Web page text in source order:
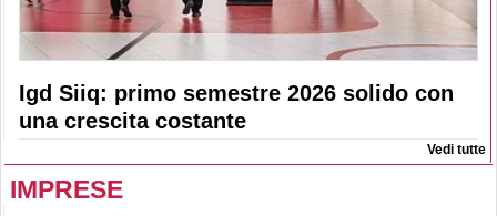
Igd Siiq: primo semestre 2026 solido con
una crescita costante
Vedi tutte
IMPRESE